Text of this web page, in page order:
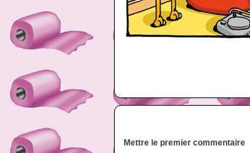
Mettre le premier commentaire